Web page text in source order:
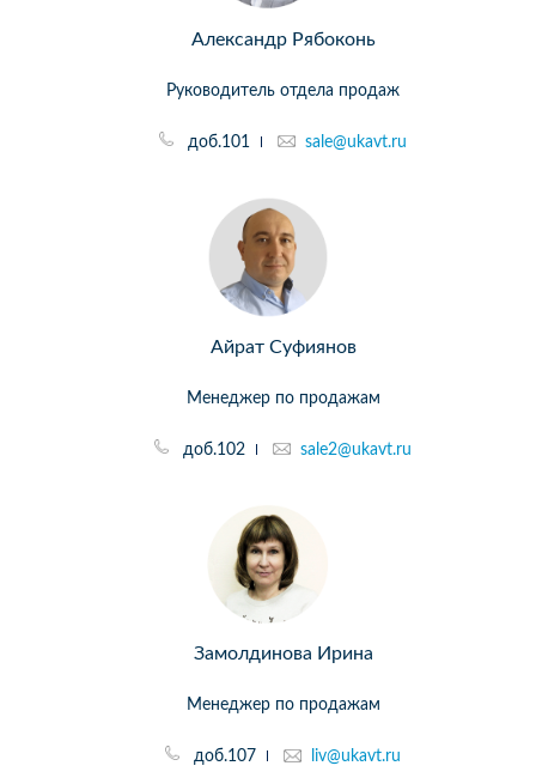
Александр Рябоконь
Руководитель отдела продаж
доб.101 sale@ukavt.ru
Айрат Суфиянов
Менеджер по продажам
доб.102 sale2@ukavt.ru
Замолдинова Ирина
Менеджер по продажам
доб.107 liv@ukavt.ru